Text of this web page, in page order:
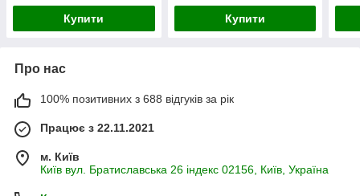
Купити Купити
Про нас
100% позитивних з 688 відгуків за рік
Працює з 22.11.2021
м. Київ
Київ вул. Братиславська 26 індекс 02156, Київ, Україна